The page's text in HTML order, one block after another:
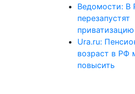
Ведомости: В
перезапустят
приватизацию
Ura.ru:
возраст в РФ
повысить